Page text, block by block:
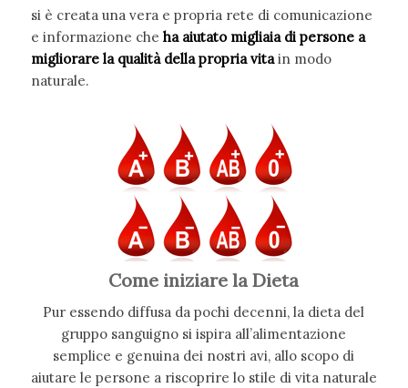
si è creata una vera e propria rete di comunicazione
e informazione che ha aiutato migliaia di persone a
migliorare la qualità della propria vitain modo
naturale.
Come iniziare la Dieta
Pur essendo diffusa da pochi decenni, la dieta del
gruppo sanguigno si ispira all’alimentazione
semplice e genuina dei nostri avi, allo scopo di
aiutare le persone a riscoprire lo stile di vita naturale